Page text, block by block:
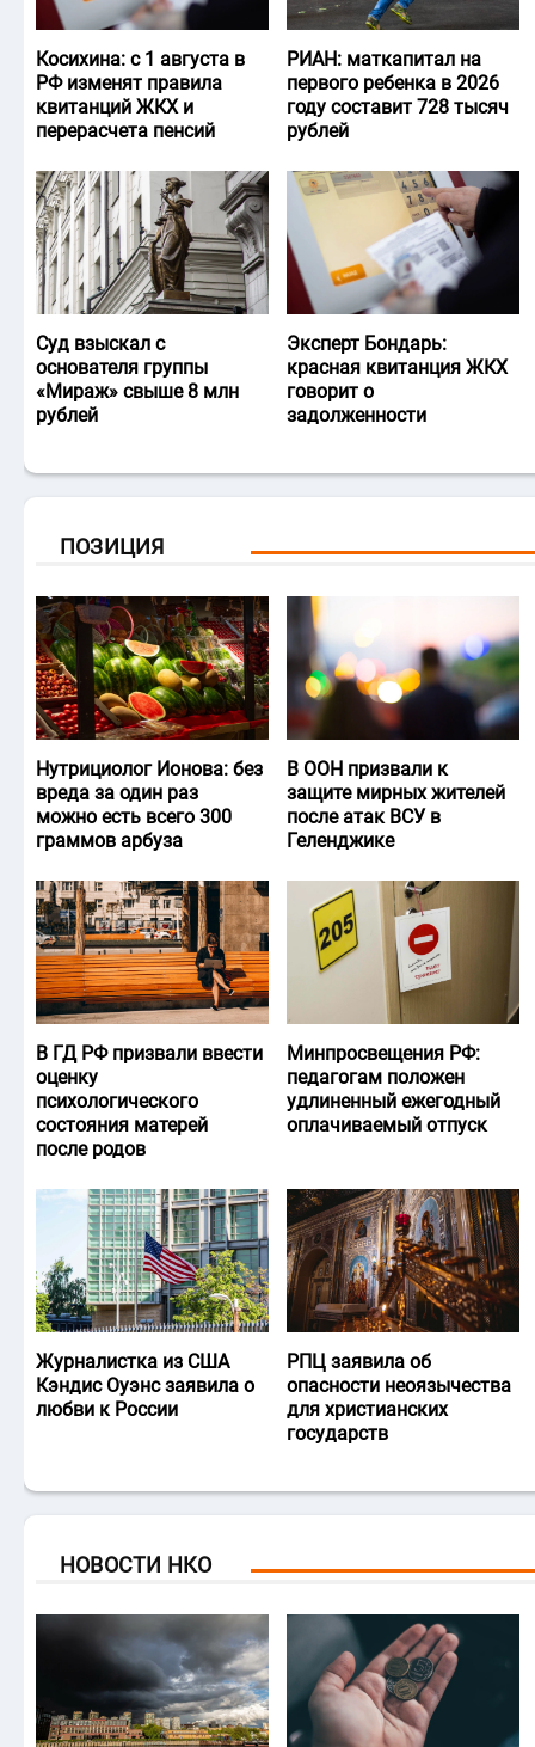
Косихина: с 1 августа в
РФ изменят правила
квитанций ЖКХ и
перерасчета пенсий
РИАН: маткапитал на
первого ребенка в 2026
году составит 728 тысяч
рублей
Суд взыскал с
основателя группы
«Мираж» свыше 8 млн
рублей
Эксперт Бондарь:
красная квитанция ЖКХ
говорит о
задолженности
ПОЗИЦИЯ
Нутрициолог Ионова: без
вреда за один раз
можно есть всего 300
граммов арбуза
В ООН призвали к
защите мирных жителей
после атак ВСУ в
Геленджике
В ГД РФ призвали ввести
оценку
психологического
состояния матерей
после родов
Минпросвещения РФ:
педагогам положен
удлиненный ежегодный
оплачиваемый отпуск
Журналистка из США
Кэндис Оуэнс заявила о
любви к России
РПЦ заявила об
опасности неоязычества
для христианских
государств
НОВОСТИ НКО